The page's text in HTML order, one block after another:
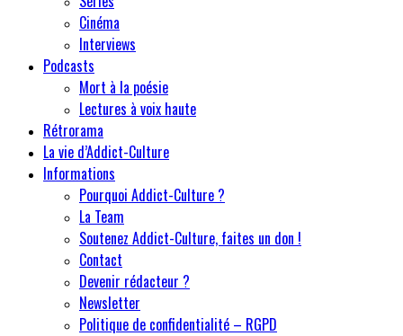
Cinéma
Interviews
Podcasts
Mort à la poésie
Lectures à voix haute
Rétrorama
La vie d’Addict-Culture
Informations
Pourquoi Addict-Culture ?
La Team
Soutenez Addict-Culture, faites un don !
Contact
Devenir rédacteur ?
Newsletter
Politique de confidentialité – RGPD